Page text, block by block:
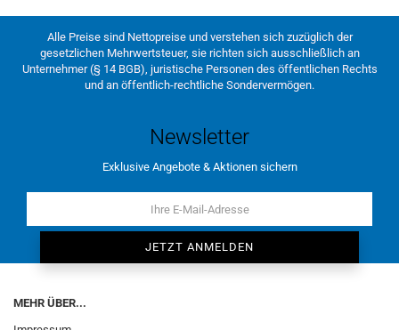
Alle Preise sind Nettopreise und verstehen sich zuzüglich der
gesetzlichen Mehrwertsteuer, sie richten sich ausschließlich an
Unternehmer (§ 14 BGB), juristische Personen des öffentlichen Rechts
und an öffentlich-rechtliche Sondervermögen.
Newsletter
Exklusive Angebote & Aktionen sichern
MEHR ÜBER...